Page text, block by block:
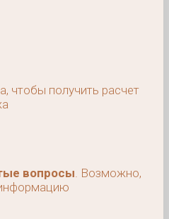
чтобы получить расчет
вопросы. Возможно,